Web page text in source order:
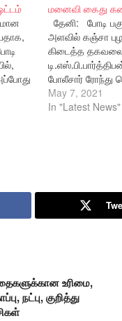
மனைவி கைது
தேனி: போடி
அளவில் கஞ்சா
கிடைத்த தகவலை
போலீசார் ரோந்து
போடியில் பதுக்கி
தகவலை அடுத்து
காவல்
சென்ற
May 7, 2021
In "Latest News"
உரிமை,
நட்பு, குறித்து